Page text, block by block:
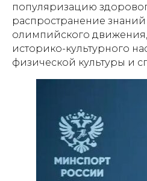
популяризацию
распространение
олимпийского движения,
историко-культурного
физической культуры и